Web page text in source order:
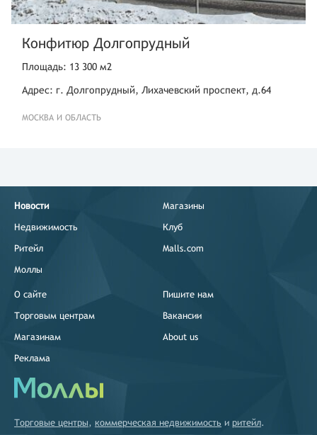
Конфитюр Долгопрудный
Площадь: 13 300 м2
Адрес: г. Долгопрудный, Лихачевский проспект, д.64
МОСКВА И ОБЛАСТЬ
Новости
Недвижимость
Ритейл
Моллы
Магазины
Клуб
Malls.com
О сайте
Торговым центрам
Магазинам
Реклама
Пишите нам
Вакансии
About us
Торговые центры, коммерческая недвижимость и ритейл.